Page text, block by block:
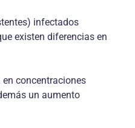
infectados
existen diferencias en
concentraciones
un aumento